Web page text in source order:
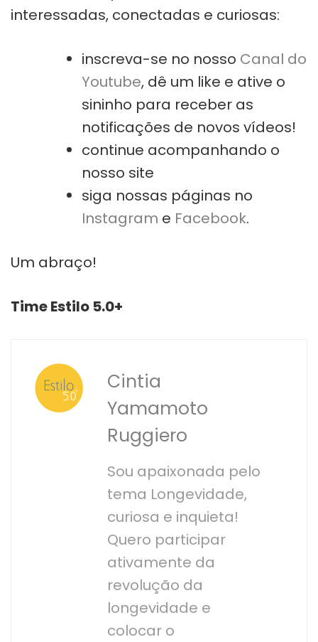
interessadas, conectadas e curiosas:
inscreva-se no nosso Canal do
Youtube, dê um like e ative o
sininho para receber as
notificações de novos vídeos!
continue acompanhando o
nosso site
siga nossas páginas no
Instagram e Facebook.
Um abraço!
Time Estilo 5.0+
Cintia
Yamamoto
Ruggiero
Sou apaixonada pelo
tema Longevidade,
curiosa e inquieta!
Quero participar
ativamente da
revolução da
longevidade e
colocar o